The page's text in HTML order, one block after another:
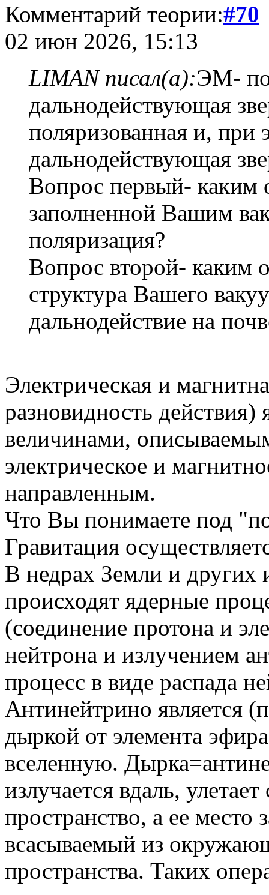
Комментарий теории:#70
02 июн 2026, 15:13
LIMAN писал(а):ЭМ-
дальнодействующая
поляризованная и, при
дальнодействующая
Вопрос первый- каким
заполненной Вашим
поляризация?
Вопрос второй- каким
структура Вашего
дальнодействие на
Электрическая и
разновидность
величинами,
электрическое и
направленным.
Что Вы понимаете под
Гравитация
В недрах Земли и других
происходят ядерные
(соединение протона и
нейтрона и излучением
процесс в виде распада
Антинейтрино является
дыркой от элемента
вселенную.
излучается вдаль,
пространство, а ее место
всасываемый из
пространства. Таких